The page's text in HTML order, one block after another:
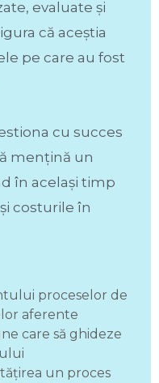
evaluate și
că aceștia
pe care au fost
cu succes
mențină un
în același timp
costurile în
proceselor de
aferente
care să ghideze
un proces